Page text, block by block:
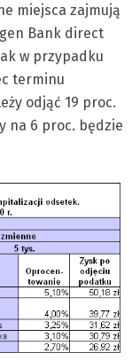
miejsca zajmują
Bank direct
w przypadku
terminu
odjąć 19 proc.
na 6 proc. będzie